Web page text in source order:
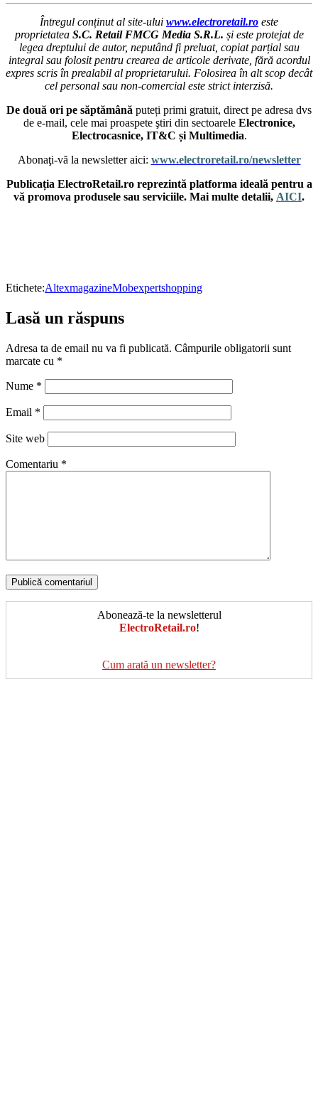
Întregul conținut al site-ului www.electroretail.ro este
proprietatea S.C. Retail FMCG Media S.R.L. și este protejat de
legea dreptului de autor, neputând fi preluat, copiat parțial sau
integral sau folosit pentru crearea de articole derivate, fără acordul
expres scris în prealabil al proprietarului. Folosirea în alt scop decât
cel personal sau non-comercial este strict interzisă.
De două ori pe săptămână puteți primi gratuit, direct pe adresa dvs
de e-mail, cele mai proaspete ştiri din sectoarele Electronice,
Electrocasnice, IT&C și Multimedia.
Abonaţi-vă la newsletter aici: www.electroretail.ro/newsletter
Publicația ElectroRetail.ro reprezintă platforma ideală pentru a
vă promova produsele sau serviciile. Mai multe detalii, AICI.
Etichete:AltexmagazineMobexpertshopping
Lasă un răspuns
Adresa ta de email nu va fi publicată. Câmpurile obligatorii sunt
marcate cu *
Nume *
Email *
Site web
Comentariu *
Abonează-te la newsletterul
ElectroRetail.ro!
Cum arată un newsletter?